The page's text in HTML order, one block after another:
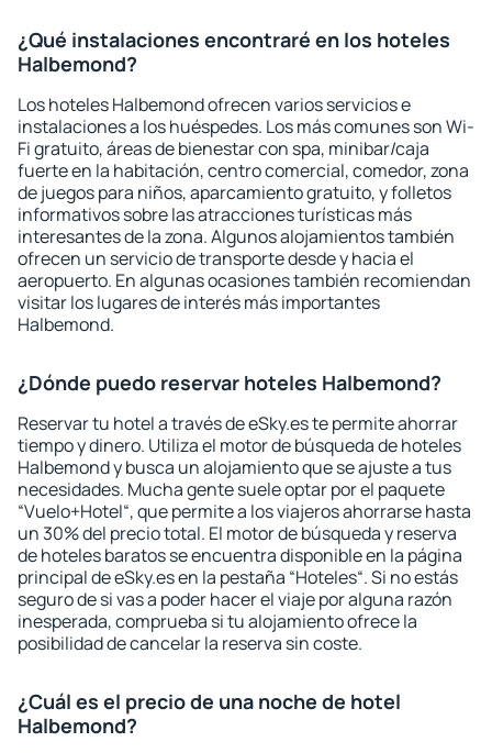
¿Qué instalaciones encontraré en los hoteles
Halbemond?
Los hoteles Halbemond ofrecen varios servicios e
instalaciones a los huéspedes. Los más comunes son Wi-
Fi gratuito, áreas de bienestar con spa, minibar/caja
fuerte en la habitación, centro comercial, comedor, zona
de juegos para niños, aparcamiento gratuito, y folletos
informativos sobre las atracciones turísticas más
interesantes de la zona. Algunos alojamientos también
ofrecen un servicio de transporte desde y hacia el
aeropuerto. En algunas ocasiones también recomiendan
visitar los lugares de interés más importantes
Halbemond.
¿Dónde puedo reservar hoteles Halbemond?
Reservar tu hotel a través de eSky.es te permite ahorrar
tiempo y dinero. Utiliza el motor de búsqueda de hoteles
Halbemond y busca un alojamiento que se ajuste a tus
necesidades. Mucha gente suele optar por el paquete
“Vuelo+Hotel“, que permite a los viajeros ahorrarse hasta
un 30% del precio total. El motor de búsqueda y reserva
de hoteles baratos se encuentra disponible en la página
principal de eSky.es en la pestaña “Hoteles“. Si no estás
seguro de si vas a poder hacer el viaje por alguna razón
inesperada, comprueba si tu alojamiento ofrece la
posibilidad de cancelar la reserva sin coste.
¿Cuál es el precio de una noche de hotel
Halbemond?